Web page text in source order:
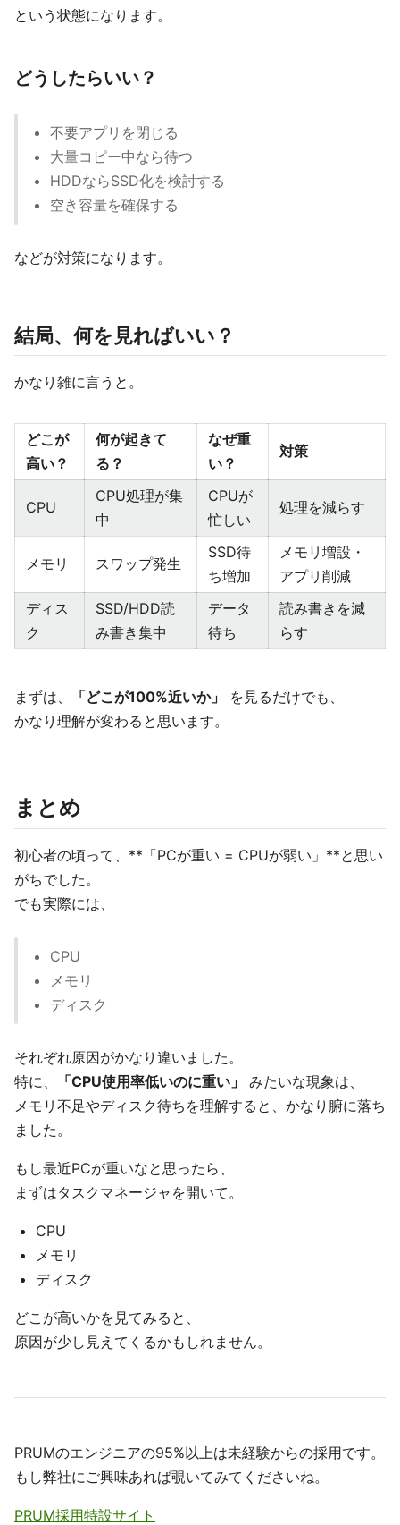
という状態になります。
どうしたらいい？
不要アプリを閉じる
大量コピー中なら待つ
HDDならSSD化を検討する
空き容量を確保する
などが対策になります。
結局、何を見ればいい？
かなり雑に言うと。
どこが
高い？
何が起きて
る？
なぜ重
い？
対策
CPU
CPU処理が集
中
CPUが
忙しい
処理を減らす
メモリ スワップ発生
SSD待
ち増加
メモリ増設・
アプリ削減
ディス
ク
SSD/HDD読
み書き集中
データ
待ち
読み書きを減
らす
まずは、 「どこが100%近いか」
を見るだけでも、
かなり理解が変わると思います。
まとめ
初心者の頃って、**「PCが重い = CPUが弱い」**と思い
がちでした。
でも実際には、
CPU
メモリ
ディスク
それぞれ原因がかなり違いました。
特に、
「CPU使用率低いのに重い」
みたいな現象は、
メモリ不足やディスク待ちを理解すると、かなり腑に落ち
ました。
もし最近PCが重いなと思ったら、
まずはタスクマネージャを開いて。
CPU
メモリ
ディスク
どこが高いかを見てみると、
原因が少し見えてくるかもしれません。
PRUMのエンジニアの95%以上は未経験からの採用です。
もし弊社にご興味あれば覗いてみてくださいね。
PRUM採用特設サイト